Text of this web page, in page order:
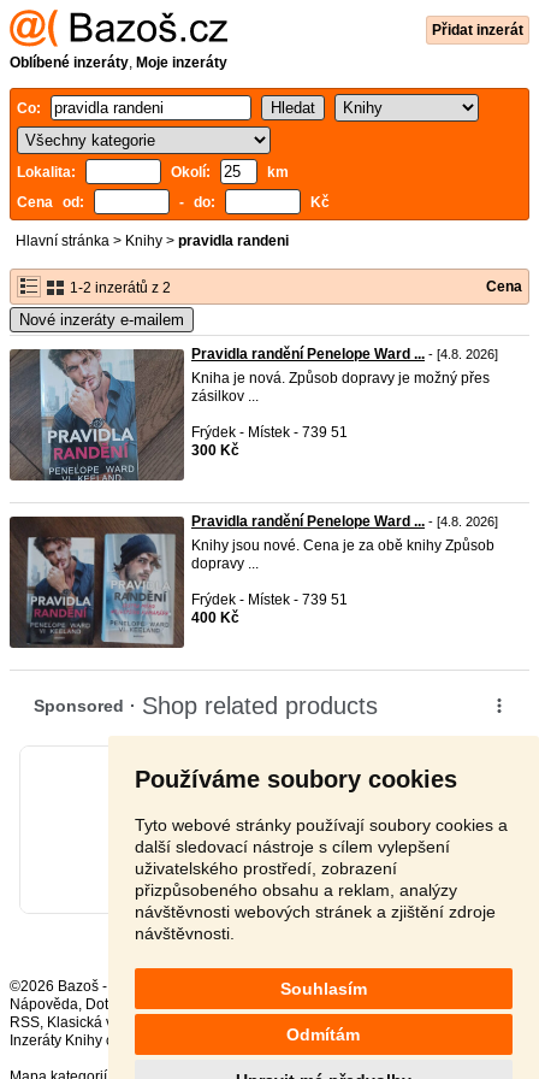
Používáme soubory cookies
Tyto webové stránky používají soubory cookies a
další sledovací nástroje s cílem vylepšení
uživatelského prostředí, zobrazení
přizpůsobeného obsahu a reklam, analýzy
návštěvnosti webových stránek a zjištění zdroje
návštěvnosti.
Souhlasím
Odmítám
Přidat inzerát
Oblíbené inzeráty, Moje inzeráty
Co:
Lokalita: Okolí:
km
Cena od:
- do: Kč
Hlavní stránka > Knihy > pravidla randeni
1-2 inzerátů z 2 Cena
Nové inzeráty e-mailem
Pravidla randění Penelope Ward ... - [4.8. 2026]
Kniha je nová. Způsob dopravy je možný přes
zásilkov ...
Frýdek - Místek - 739 51
300 Kč
Pravidla randění Penelope Ward ... - [4.8. 2026]
Knihy jsou nové. Cena je za obě knihy Způsob
dopravy ...
Frýdek - Místek - 739 51
400 Kč
©2026 Bazoš -
Nápověda, Dotazy ,
,
RSS,
Inzeráty Knihy celkem:
, za 24 hodin:783